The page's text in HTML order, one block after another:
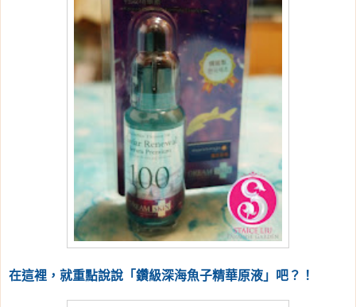
在這裡，就重點說說「鑽級深海魚子精華原液」吧？！